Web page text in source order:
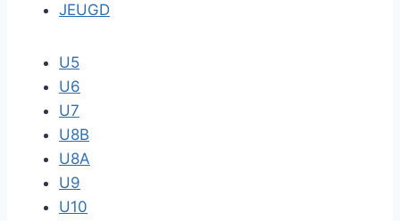
JEUGD
U5
U6
U7
U8B
U8A
U9
U10